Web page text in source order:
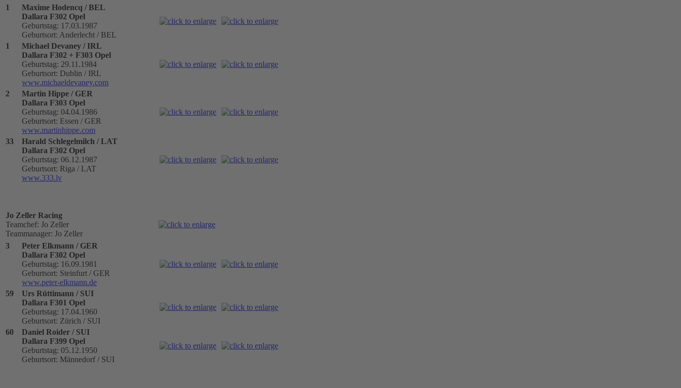
1
Maxime Hodencq / BEL
Dallara F302 Opel
Geburtstag: 17.03.1987
Geburtsort: Anderlecht / BEL
1
Michael Devaney / IRL
Dallara F302 + F303 Opel
Geburtstag: 29.11.1984
Geburtsort: Dublin / IRL
www.michaeldevaney.com
2
Martin Hippe / GER
Dallara F303 Opel
Geburtstag: 04.04.1986
Geburtsort: Essen / GER
www.martinhippe.com
33
Harald Schlegelmilch / LAT
Dallara F302 Opel
Geburtstag: 06.12.1987
Geburtsort: Riga / LAT
www.333.lv
Jo Zeller Racing
Teamchef: Jo Zeller
Teammanager: Jo Zeller
3
Peter Elkmann / GER
Dallara F302 Opel
Geburtstag: 16.09.1981
Geburtsort: Steinfurt / GER
www.peter-elkmann.de
59
Urs Rüttimann / SUI
Dallara F301 Opel
Geburtstag: 17.04.1960
Geburtsort: Zürich / SUI
60
Daniel Roider / SUI
Dallara F399 Opel
Geburtstag: 05.12.1950
Geburtsort: Männedorf / SUI